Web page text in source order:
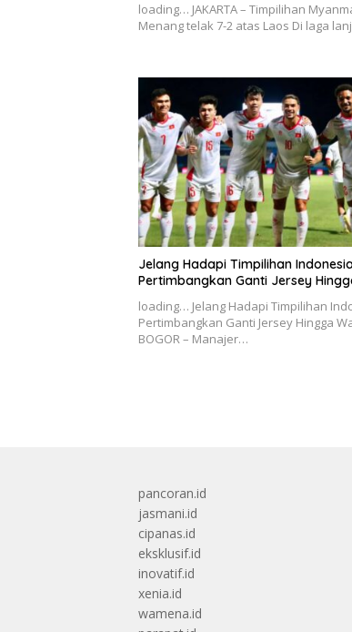
loading… JAKARTA – Timpilihan
Menang telak 7-2 atas Laos Di laga
Jelang Hadapi Timpilihan
Pertimbangkan Ganti Jersey
loading… Jelang Hadapi Timpilihan
Pertimbangkan Ganti Jersey Hingga
BOGOR – Manajer…
pancoran.id
jasmani.id
cipanas.id
eksklusif.id
inovatif.id
xenia.id
wamena.id